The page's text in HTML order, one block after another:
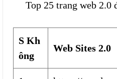
Top 25 trang web 2.0
S Kh
ông
Web Sites 2.0